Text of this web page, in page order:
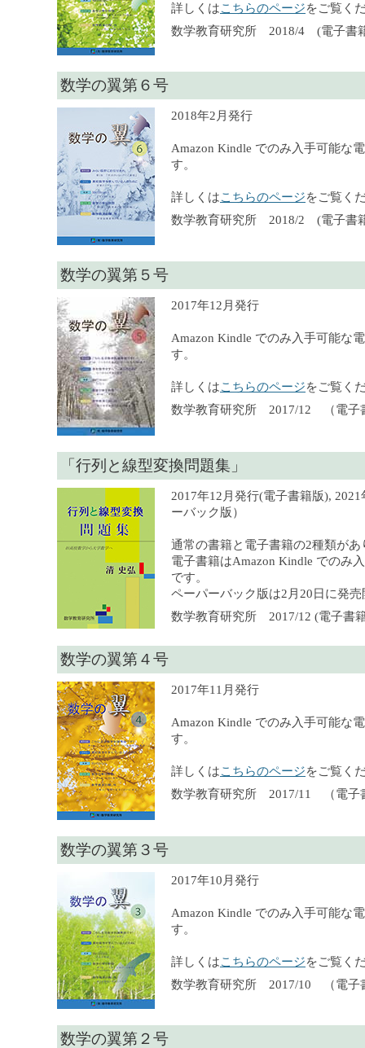
詳しくはこちらのページをご覧く
数学教育研究所 2018/4 (電子書
数学の翼第６号
2018年2月発行
Amazon Kindle でのみ入手可能な
す。
詳しくはこちらのページをご覧く
数学教育研究所 2018/2 (電子書
数学の翼第５号
2017年12月発行
Amazon Kindle でのみ入手可能な
す。
詳しくはこちらのページをご覧く
数学教育研究所 2017/12 （電子
「行列と線型変換問題集」
2017年12月発行(電子書籍版),
ーバック版）
通常の書籍と電子書籍の2種類があ
電子書籍はAmazon Kindle でのみ
です。
ペーパーバック版は2月20日に発
数学教育研究所 2017/12 (電子書
数学の翼第４号
2017年11月発行
Amazon Kindle でのみ入手可能な
す。
詳しくはこちらのページをご覧く
数学教育研究所 2017/11 （電子
数学の翼第３号
2017年10月発行
Amazon Kindle でのみ入手可能な
す。
詳しくはこちらのページをご覧く
数学教育研究所 2017/10 （電子
数学の翼第２号